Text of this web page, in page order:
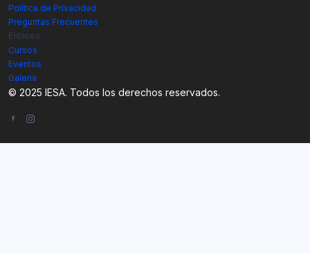
Política de Privacidad
Preguntas Frecuentes
Enlaces
Cursos
Eventos
Galeria
© 2025 IESA. Todos los derechos reservados.